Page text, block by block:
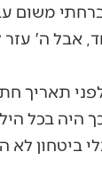
משום
אבל ה' עזר
תאריך
בכל
ביטחון לא